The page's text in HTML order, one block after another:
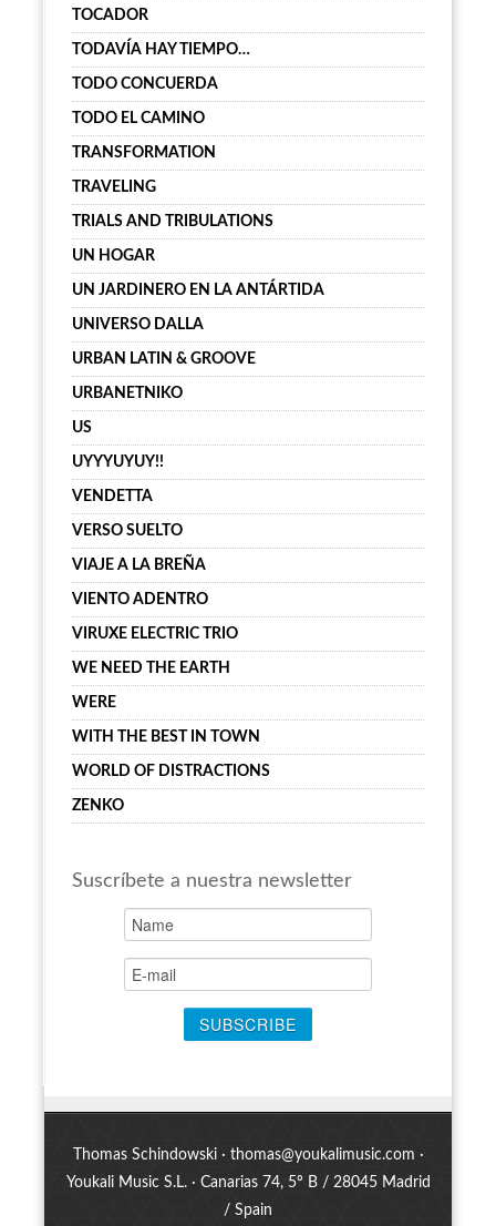
TOCADOR
TODAVÍA HAY TIEMPO…
TODO CONCUERDA
TODO EL CAMINO
TRANSFORMATION
TRAVELING
TRIALS AND TRIBULATIONS
UN HOGAR
UN JARDINERO EN LA ANTÁRTIDA
UNIVERSO DALLA
URBAN LATIN & GROOVE
URBANETNIKO
US
UYYYUYUY!!
VENDETTA
VERSO SUELTO
VIAJE A LA BREÑA
VIENTO ADENTRO
VIRUXE ELECTRIC TRIO
WE NEED THE EARTH
WERE
WITH THE BEST IN TOWN
WORLD OF DISTRACTIONS
ZENKO
Suscríbete a nuestra newsletter
Thomas Schindowski · thomas@youkalimusic.com ·
Youkali Music S.L. · Canarias 74, 5º B / 28045 Madrid
/ Spain